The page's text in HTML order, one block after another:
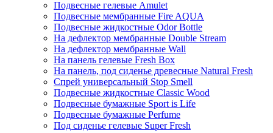
Подвесные гелевые Amulet
Подвесные мембранные Fire AQUA
Подвесные жидкостные Odor Bottle
На дефлектор мембранные Double Stream
На дефлектор мембранные Wall
На панель гелевые Fresh Box
На панель, под сиденье древесные Natural Fresh
Спрей универсальный Stop Smell
Подвесные жидкостные Classic Wood
Подвесные бумажные Sport is Life
Подвесные бумажные Perfume
Под сиденье гелевые Super Fresh